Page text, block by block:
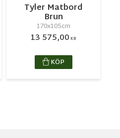
Tyler Matbord
Brun
170x105cm
13 575,00 KR
KÖP